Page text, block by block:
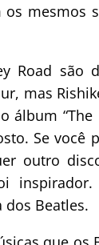
mesmos
Road são
mas
álbum
Se você
outro
dos Beatles.